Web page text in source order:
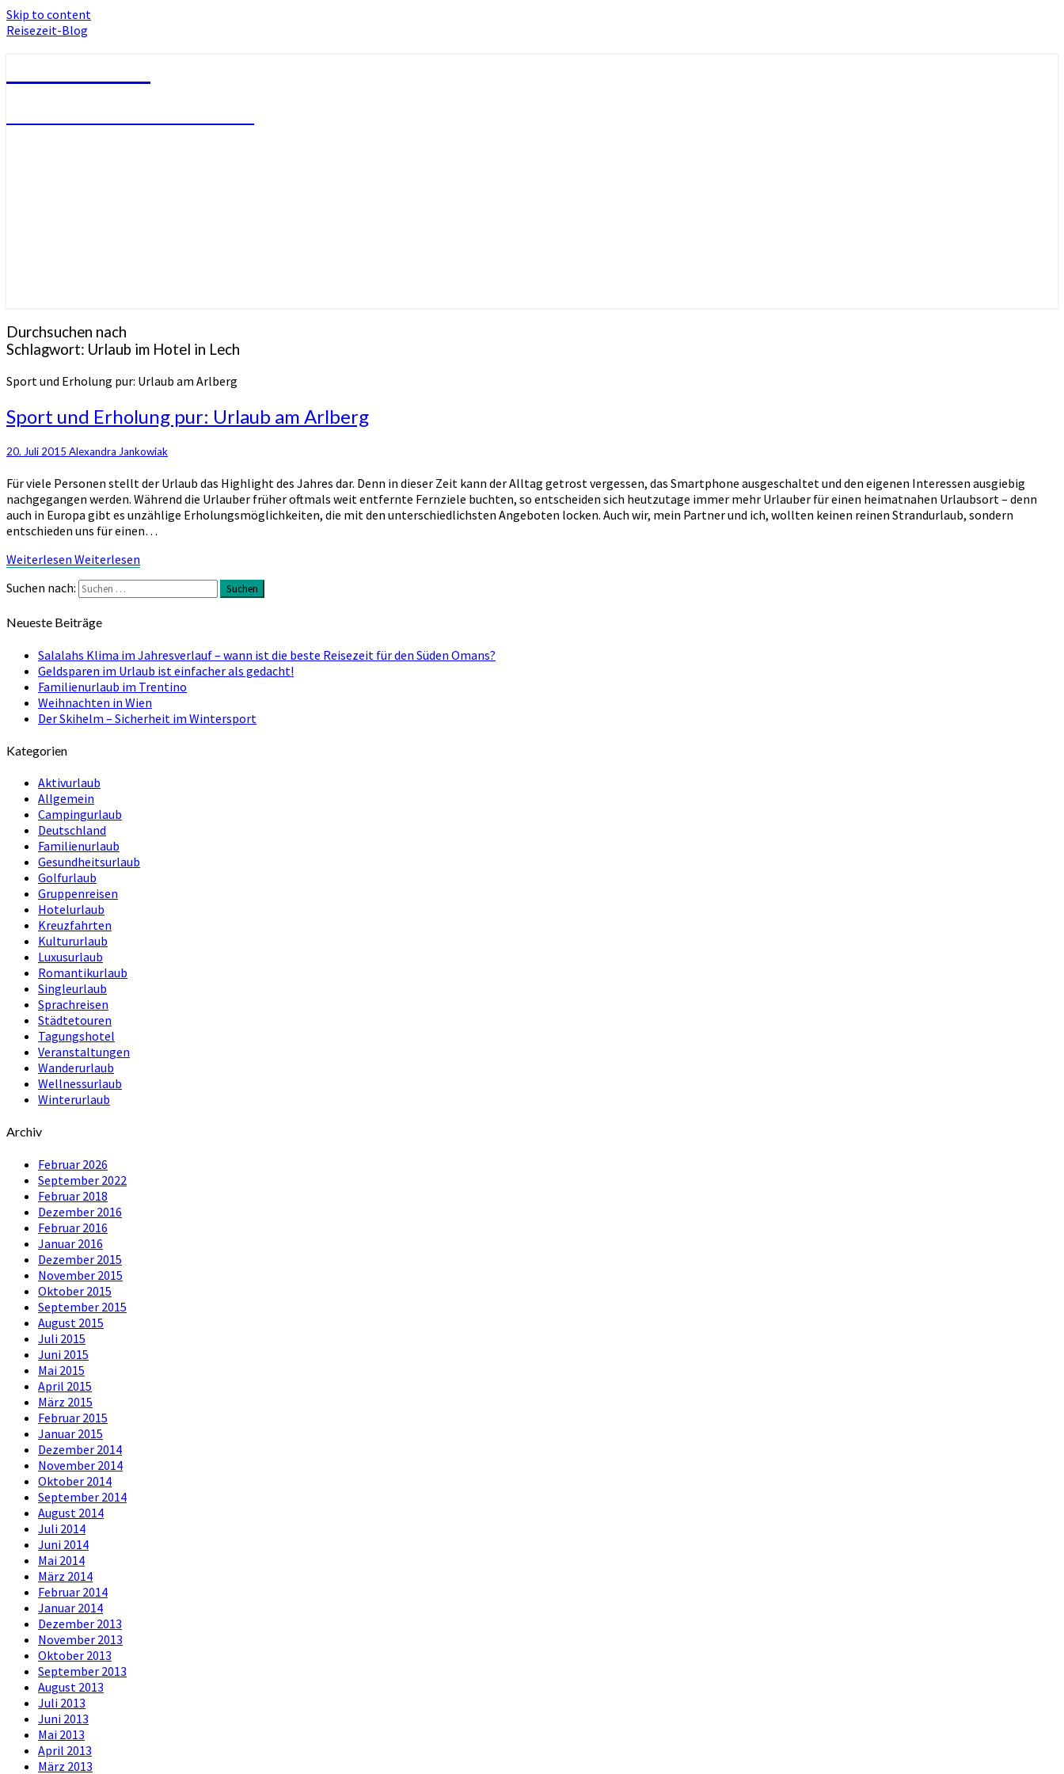
Skip to content
Reisezeit-Blog
Durchsuchen nach
Schlagwort: Urlaub im Hotel in Lech
Sport und Erholung pur: Urlaub am Arlberg
Sport und Erholung pur: Urlaub am Arlberg
20. Juli 2015 Alexandra Jankowiak
Für viele Personen stellt der Urlaub das Highlight des Jahres dar. Denn in dieser Zeit kann der Alltag getrost vergessen, das Smartphone ausgeschaltet und den eigenen Interessen ausgiebig
nachgegangen werden. Während die Urlauber früher oftmals weit entfernte Fernziele buchten, so entscheiden sich heutzutage immer mehr Urlauber für einen heimatnahen Urlaubsort – denn
auch in Europa gibt es unzählige Erholungsmöglichkeiten, die mit den unterschiedlichsten Angeboten locken. Auch wir, mein Partner und ich, wollten keinen reinen Strandurlaub, sondern
entschieden uns für einen…
Weiterlesen Weiterlesen
Suchen nach:
Suchen
Neueste Beiträge
Salalahs Klima im Jahresverlauf – wann ist die beste Reisezeit für den Süden Omans?
Geldsparen im Urlaub ist einfacher als gedacht!
Familienurlaub im Trentino
Weihnachten in Wien
Der Skihelm – Sicherheit im Wintersport
Kategorien
Aktivurlaub
Allgemein
Campingurlaub
Deutschland
Familienurlaub
Gesundheitsurlaub
Golfurlaub
Gruppenreisen
Hotelurlaub
Kreuzfahrten
Kultururlaub
Luxusurlaub
Romantikurlaub
Singleurlaub
Sprachreisen
Städtetouren
Tagungshotel
Veranstaltungen
Wanderurlaub
Wellnessurlaub
Winterurlaub
Archiv
Februar 2026
September 2022
Februar 2018
Dezember 2016
Februar 2016
Januar 2016
Dezember 2015
November 2015
Oktober 2015
September 2015
August 2015
Juli 2015
Juni 2015
Mai 2015
April 2015
März 2015
Februar 2015
Januar 2015
Dezember 2014
November 2014
Oktober 2014
September 2014
August 2014
Juli 2014
Juni 2014
Mai 2014
März 2014
Februar 2014
Januar 2014
Dezember 2013
November 2013
Oktober 2013
September 2013
August 2013
Juli 2013
Juni 2013
Mai 2013
April 2013
März 2013